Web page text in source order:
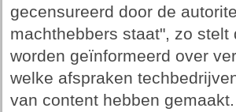
gecensureerd door de
machthebbers staat", zo
worden geïnformeerd over
welke afspraken
van content hebben